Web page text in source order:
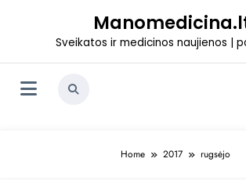
Sveikatos ir medicinos naujienos |
Home 2017 rugsėjo